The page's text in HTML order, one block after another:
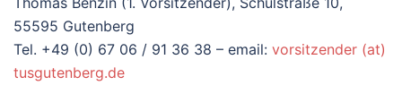
55595 Gutenberg
Tel. +49 (0) 67 06 / 91 36 38 – email: vorsitzender (at)
tusgutenberg.de